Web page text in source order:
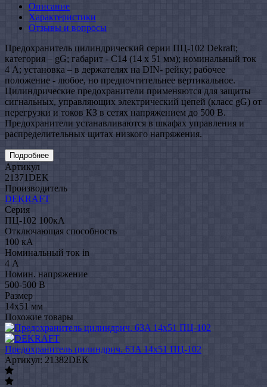
Описание
Характеристики
Отзывы и вопросы
Предохранитель цилиндрический серии ПЦ-102 Dekraft;
категория – gG; габарит - C14 (14 x 51 мм); номинальный ток
4 А; установка – в держателях на DIN- рейку; рабочее
положение - любое, но предпочтительнее вертикальное.
Цилиндрические предохранители применяются для защиты
сигнальных, управляющих электрический цепей (класс gG) от
перегрузки и токов КЗ в сетях напряжением до 500 В.
Предохранители устанавливаются в шкафах управления и
распределительных щитах низкого напряжения.
Подробнее
Артикул
21371DEK
Производитель
DEKRAFT
Серия
ПЦ-102 100кА
Отключающая способность
100 кА
Номинальный ток in
4 А
Номин. напряжение
500-500 В
Размер
14х51 мм
Похожие товары
Предохранитель цилиндрич. 63A 14x51 ПЦ-102
Артикул: 21382DEK